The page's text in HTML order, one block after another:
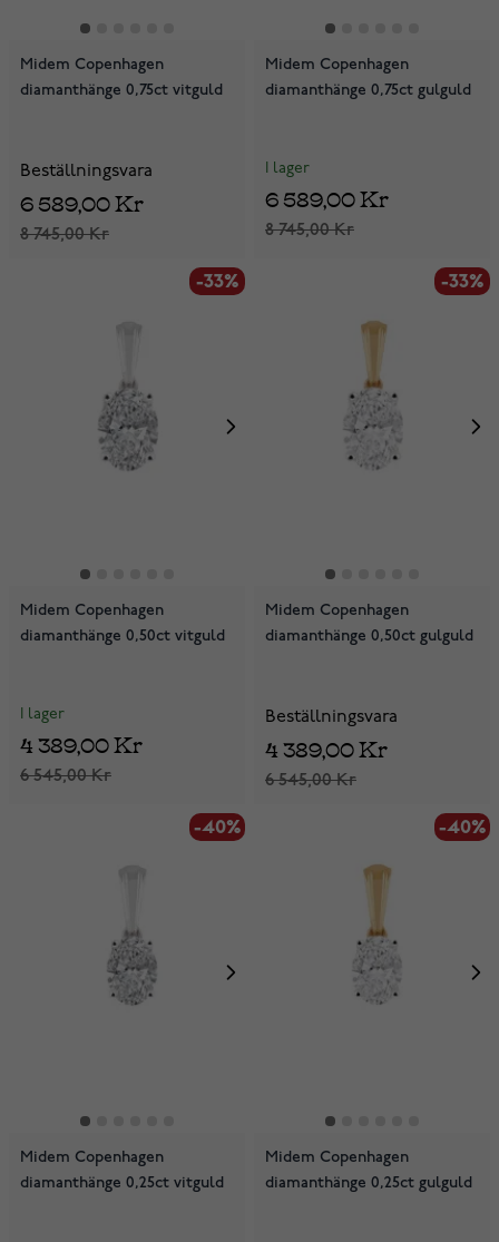
Midem Copenhagen
diamanthänge 0,75ct vitguld
Beställningsvara
8 745,00 Kr
6 589,00 Kr
Midem Copenhagen
diamanthänge 0,75ct gulguld
I lager
8 745,00 Kr
6 589,00 Kr
-33%
Midem Copenhagen
diamanthänge 0,50ct vitguld
I lager
6 545,00 Kr
4 389,00 Kr
-33%
Midem Copenhagen
diamanthänge 0,50ct gulguld
Beställningsvara
6 545,00 Kr
4 389,00 Kr
-40%
Midem Copenhagen
diamanthänge 0,25ct vitguld
-40%
Midem Copenhagen
diamanthänge 0,25ct gulguld